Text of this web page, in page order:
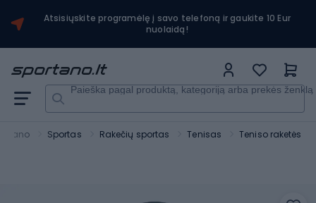
Atsisiųskite programėlę į savo telefoną ir gaukite 10 Eur
nuolaidą!
Paieška pagal produktą, kategoriją arba prekės ženklą
Sportas Rakečių sportas Tenisas Teniso raketės